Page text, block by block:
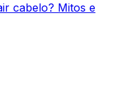
cabelo? Mitos e